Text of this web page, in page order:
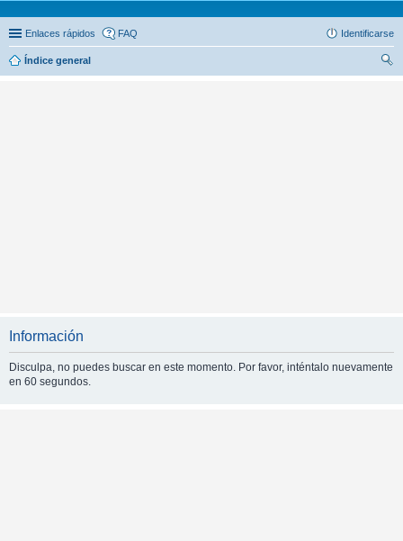
Enlaces rápidos FAQ Identificarse
Índice general
Información
Disculpa, no puedes buscar en este momento. Por favor, inténtalo nuevamente
en 60 segundos.